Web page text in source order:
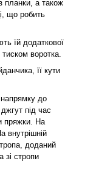
планки, а також
що робить
їй додаткової
воротка.
її кути
до
під час
пряжки. На
внутрішній
доданий
зі стропи